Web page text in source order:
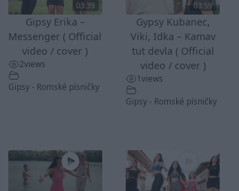
03:39
Gipsy Erika –
Messenger ( Official
video / cover )
2views
Gipsy - Romské písničky
03:59
Gypsy Kubanec,
Viki, Idka – Kamav
tut devla ( Official
video / cover )
1views
Gipsy - Romské písničky